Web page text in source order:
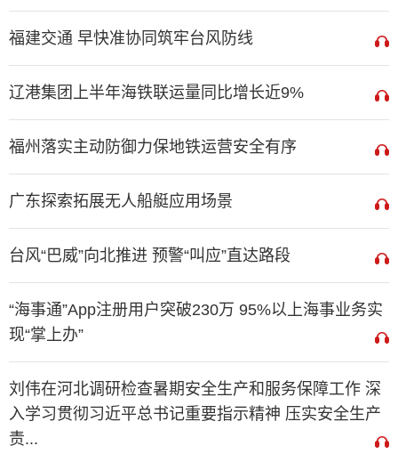
福建交通 早快准协同筑牢台风防线
辽港集团上半年海铁联运量同比增长近9%
福州落实主动防御力保地铁运营安全有序
广东探索拓展无人船艇应用场景
台风“巴威”向北推进 预警“叫应”直达路段
“海事通”App注册用户突破230万 95%以上海事业务实
现“掌上办”
刘伟在河北调研检查暑期安全生产和服务保障工作 深
入学习贯彻习近平总书记重要指示精神 压实安全生产
责...